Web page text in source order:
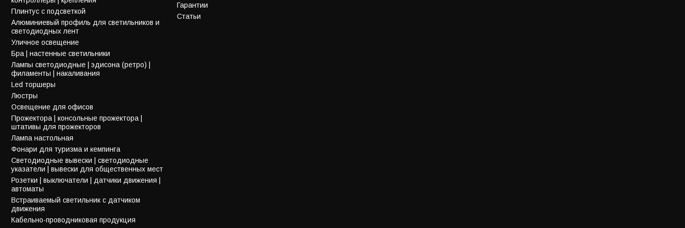
Плинтус с подсветкой
Алюминиевый профиль для светильников и
светодиодных лент
Уличное освещение
Бра | настенные светильники
Лампы светодиодные | эдисона (ретро) |
филаменты | накаливания
Led торшеры
Люстры
Освещение для офисов
Прожектора | консольные прожектора |
штативы для прожекторов
Лампа настольная
Фонари для туризма и кемпинга
Светодиодные вывески | светодиодные
указатели | вывески для общественных мест
Розетки | выключатели | датчики движения |
автоматы
Встраиваемый светильник с датчиком
движения
Кабельно-проводниковая продукция
Гарантии
Статьи